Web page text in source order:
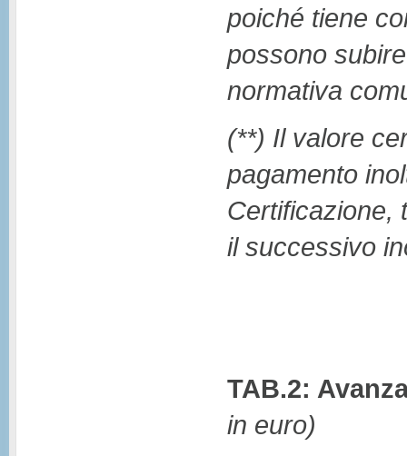
poiché tiene
possono
normativa
(**) Il valore
pagamento
Certificazione,
il successivo
TAB.2:
in euro)